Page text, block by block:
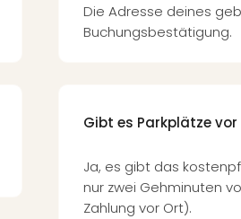
Die Adresse deines
Buchungsbestätigung.
Gibt es Parkplätze vor
Ja, es gibt das
nur zwei Gehminuten
Zahlung vor Ort).